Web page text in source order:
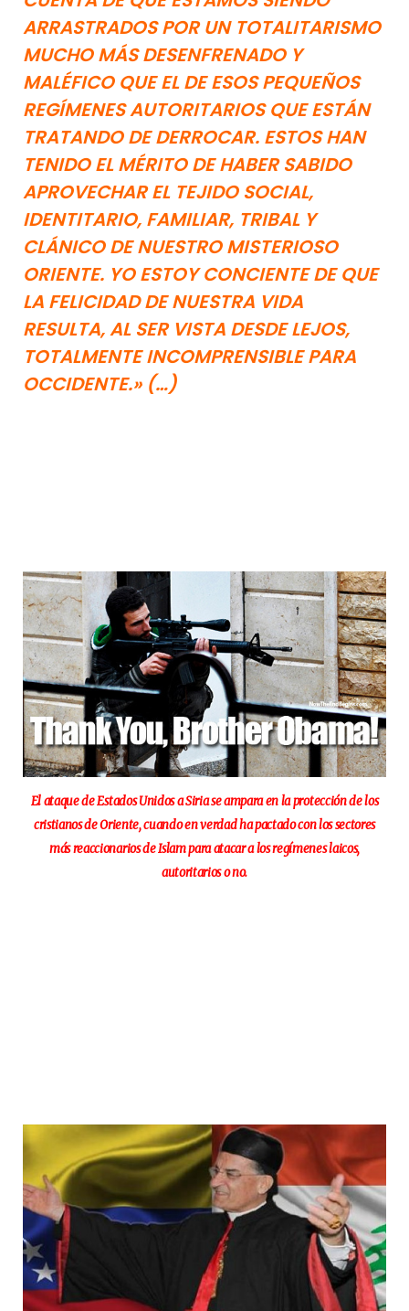
ARRASTRADOS POR UN TOTALITARISMO
MUCHO MÁS DESENFRENADO Y
MALÉFICO QUE EL DE ESOS PEQUEÑOS
REGÍMENES AUTORITARIOS QUE ESTÁN
TRATANDO DE DERROCAR. ESTOS HAN
TENIDO EL MÉRITO DE HABER SABIDO
APROVECHAR EL TEJIDO SOCIAL,
IDENTITARIO, FAMILIAR, TRIBAL Y
CLÁNICO DE NUESTRO MISTERIOSO
ORIENTE. YO ESTOY CONCIENTE DE QUE
LA FELICIDAD DE NUESTRA VIDA
RESULTA, AL SER VISTA DESDE LEJOS,
TOTALMENTE INCOMPRENSIBLE PARA
OCCIDENTE.» (…)
El ataque de Estados Unidos a Siria se ampara en la protección de los
cristianos de Oriente, cuando en verdad ha pactado con los sectores
más reaccionarios de Islam para atacar a los regímenes laicos,
autoritarios o no.